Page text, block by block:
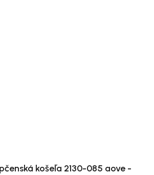
košeľa 2130-085 aove -